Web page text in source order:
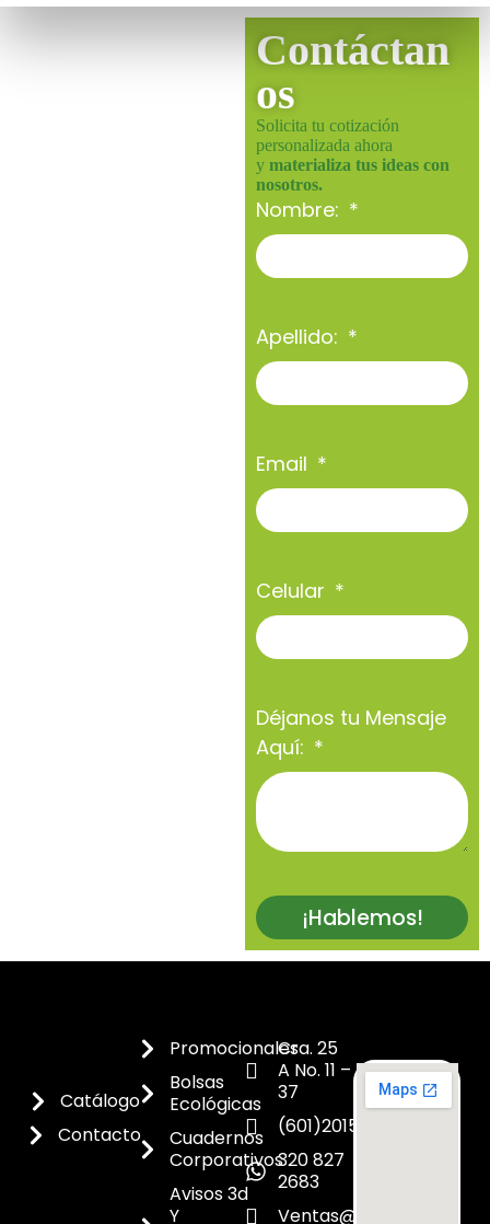
Contáctan
os
Solicita tu cotización
personalizada ahora
y materializa tus ideas con
nosotros.
Nombre:
Apellido:
Email
Celular
Déjanos tu Mensaje
Aquí:
¡Hablemos!
Catálogo
Contacto
Promocionales
Bolsas
Ecológicas
Cuadernos
Corporativos
Avisos 3d
Y
Cra. 25
A No. 11 –
37
(601)2015300
320 827
2683
Ventas@dicoes.co